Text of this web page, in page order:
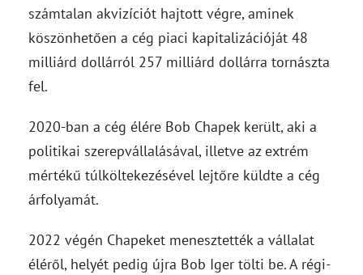
számtalan akvizíciót hajtott végre, aminek
köszönhetően a cég piaci kapitalizációját 48
milliárd dollárról 257 milliárd dollárra tornászta
fel.
2020-ban a cég élére Bob Chapek került, aki a
politikai szerepvállalásával, illetve az extrém
mértékű túlköltekezésével lejtőre küldte a cég
árfolyamát.
2022 végén Chapeket menesztették a vállalat
éléről, helyét pedig újra Bob Iger tölti be. A régi-